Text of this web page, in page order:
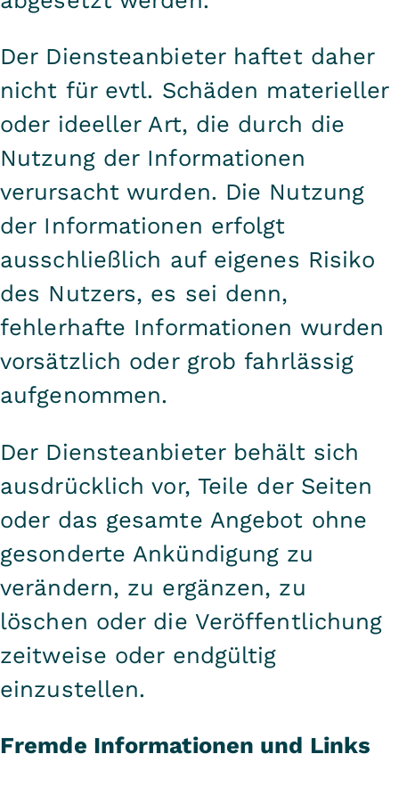
Der Diensteanbieter haftet daher
nicht für evtl. Schäden materieller
oder ideeller Art, die durch die
Nutzung der Informationen
verursacht wurden. Die Nutzung
der Informationen erfolgt
ausschließlich auf eigenes Risiko
des Nutzers, es sei denn,
fehlerhafte Informationen wurden
vorsätzlich oder grob fahrlässig
aufgenommen.
Der Diensteanbieter behält sich
ausdrücklich vor, Teile der Seiten
oder das gesamte Angebot ohne
gesonderte Ankündigung zu
verändern, zu ergänzen, zu
löschen oder die Veröffentlichung
zeitweise oder endgültig
einzustellen.
Fremde Informationen und Links